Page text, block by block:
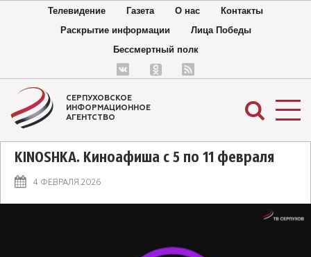
Телевидение Газета О нас
Контакты
Раскрытие информации
Лица Победы
Бессмертный полк
СЕРПУХОВСКОЕ
ИНФОРМАЦИОННОЕ
АГЕНТСТВО
KINOSHKA. Киноафиша с 5 по 11 февраля
4 ФЕВРАЛЯ 2026